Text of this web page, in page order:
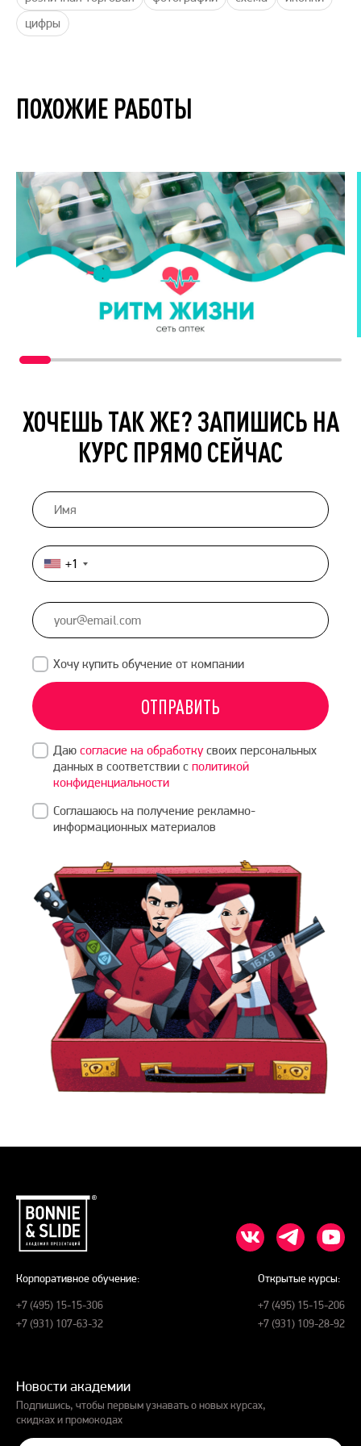
цифры
ПОХОЖИЕ РАБОТЫ
ХОЧЕШЬ ТАК ЖЕ? ЗАПИШИСЬ НА
КУРС ПРЯМО СЕЙЧАС
United
States
+1
+1
Хочу купить обучение от компании
ОТПРАВИТЬ
Даю согласие на обработкусвоих персональных
данных в соответствии с политикой
конфиденциальности
Соглашаюсь на получение рекламно-
информационных материалов
Корпоративное обучение:
+7 (495) 15-15-306
+7 (931) 107-63-32
Открытые курсы:
+7 (495) 15-15-206
+7 (931) 109-28-92
Новости академии
Подпишись, чтобы первым узнавать о новых курсах,
скидках и промокодах